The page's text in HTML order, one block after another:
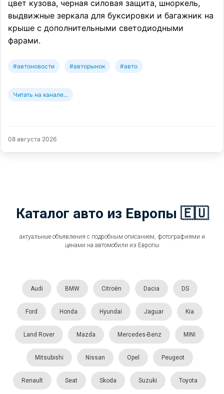
цвет кузова, черная силовая защита, шноркель,
выдвижные зеркала для буксировки и багажник на
крыше с дополнительными светодиодными
фарами.
#автоновости #авторынок #авто
Читать на канале...
08 августа 2026
Каталог авто из Европы 🇪🇺
актуальные объявления с подробным описанием, фотографиями и
ценами на автомобили из Европы
Audi BMW Citroën Dacia DS
Ford Honda Hyundai Jaguar Kia
Land Rover Mazda Mercedes-Benz MINI
Mitsubishi Nissan Opel Peugeot
Renault Seat Skoda Suzuki Toyota